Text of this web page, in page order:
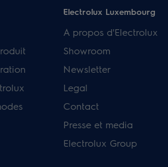
Electrolux Luxembourg
A propos d'Electrolux
Showroom
Newsletter
Legal
Contact
Presse et media
Electrolux Group